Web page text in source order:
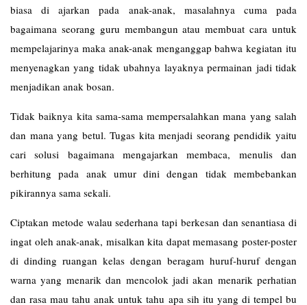
biasa di ajarkan pada anak-anak, masalahnya cuma pada
bagaimana seorang guru membangun atau membuat cara untuk
mempelajarinya maka anak-anak menganggap bahwa kegiatan itu
menyenagkan yang tidak ubahnya layaknya permainan jadi tidak
menjadikan anak bosan.
Tidak baiknya kita sama-sama mempersalahkan mana yang salah
dan mana yang betul. Tugas kita menjadi seorang pendidik yaitu
cari solusi bagaimana mengajarkan membaca, menulis dan
berhitung pada anak umur dini dengan tidak membebankan
pikirannya sama sekali.
Ciptakan metode walau sederhana tapi berkesan dan senantiasa di
ingat oleh anak-anak, misalkan kita dapat memasang poster-poster
di dinding ruangan kelas dengan beragam huruf-huruf dengan
warna yang menarik dan mencolok jadi akan menarik perhatian
dan rasa mau tahu anak untuk tahu apa sih itu yang di tempel bu